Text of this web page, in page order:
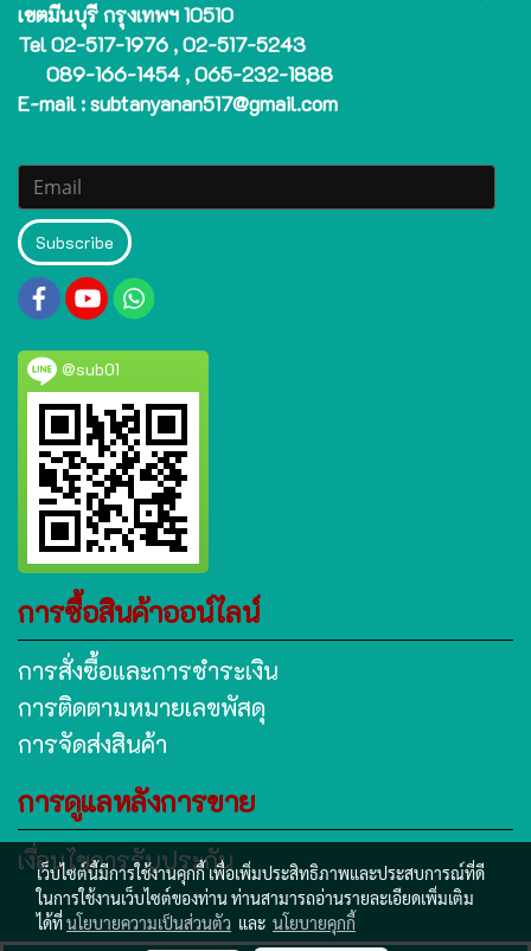
เขตมีนบุรี กรุงเทพฯ 10510
Tel 02-517-1976 , 02-517-5243
089-166-1454 , 065-232-1888
E-mail : subtanyanan517@gmail.com
Subscribe
@sub01
การซื้อสินค้าออน์ไลน์
การสั่งซื้อและการชำระเงิน
การติดตามหมายเลขพัสดุ
การจัดส่งสินค้า
การดูแลหลังการขาย
เงื่อนไขการรับประกัน
เว็บไซต์นี้มีการใช้งานคุกกี้ เพื่อเพิ่มประสิทธิภาพและประสบการณ์ที่ดี
ในการใช้งานเว็บไซต์ของท่าน ท่านสามารถอ่านรายละเอียดเพิ่มเติม
ได้ที่นโยบายความเป็นส่วนตัว และ นโยบายคุกกี้